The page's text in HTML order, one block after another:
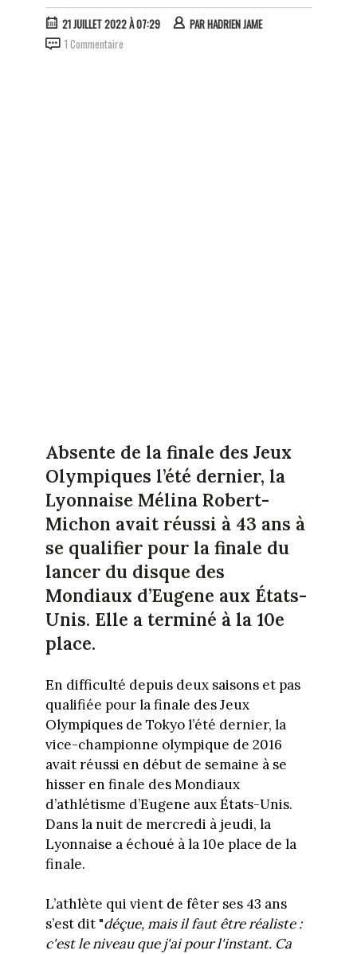
21 JUILLET 2022 À 07:29 PARHADRIEN JAME
1 Commentaire
Absente de la finale des Jeux
Olympiques l’été dernier, la
Lyonnaise Mélina Robert-
Michon avait réussi à 43 ans à
se qualifier pour la finale du
lancer du disque des
Mondiaux d’Eugene aux États-
Unis. Elle a terminé à la 10e
place.
En difficulté depuis deux saisons et pas
qualifiée pour la finale des Jeux
Olympiques de Tokyo l’été dernier, la
vice-championne olympique de 2016
avait réussi en début de semaine à se
hisser en finale des Mondiaux
d’athlétisme d’Eugene aux États-Unis.
Dans la nuit de mercredi à jeudi, la
Lyonnaise a échoué à la 10e place de la
finale.
L’athlète qui vient de fêter ses 43 ans
s’est dit "déçue, mais il faut être réaliste :
c'est le niveau que j'ai pour l'instant. Ca